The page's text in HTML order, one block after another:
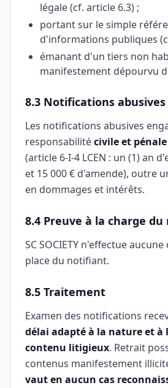
légale (cf. article 6.3) ;
portant sur le simple
d'informations publiques
émanant d'un tiers non
manifestement dépourvu
8.3 Notifications abusives
Les notifications abusives
responsabilitécivile et pénale
(article 6-I-4 LCEN : un (1) an
et 15 000 € d'amende), outre
en dommages et intérêts.
8.4 Preuve à la charge
SC SOCIETY n'effectue
place du notifiant.
8.5 Traitement
Examen des notifications
délai adapté à la nature et à
contenu litigieux. Retrait
contenus manifestement
vaut en aucun cas